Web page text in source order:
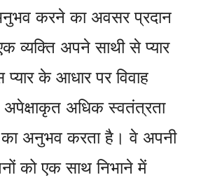
करने का अवसर प्रदान
व्यक्ति अपने साथी से प्यार
के आधार पर विवाह
अधिक स्वतंत्रता
अनुभव करता है। वे अपनी
को एक साथ निभाने में